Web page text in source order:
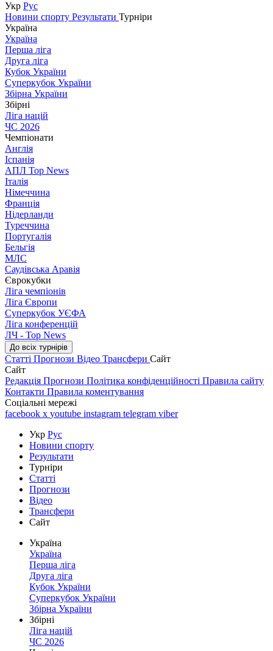
Укр Рус
Новини спорту Результати Турніри
Україна
Україна
Перша ліга
Друга ліга
Кубок України
Суперкубок України
Збірна України
Збірні
Ліга націй
ЧС 2026
Чемпіонати
Англія
Іспанія
АПЛ Top News
Італія
Німеччина
Франція
Нідерланди
Туреччина
Португалія
Бельгія
МЛС
Саудівська Аравія
Єврокубки
Ліга чемпіонів
Ліга Європи
Суперкубок УЄФА
Ліга конференцій
ЛЧ - Top News
До всіх турнірів
Статті Прогнози Відео Трансфери Сайт
Сайт
Редакція Прогнози Політика конфіденційності Правила сайту
Контакти Правила коментування
Соціальні мережі
facebook x youtube instagram telegram viber
Укр Рус
Новини спорту
Результати
Турніри
Статті
Прогнози
Відео
Трансфери
Сайт
Україна
Україна
Перша ліга
Друга ліга
Кубок України
Суперкубок України
Збірна України
Збірні
Ліга націй
ЧС 2026